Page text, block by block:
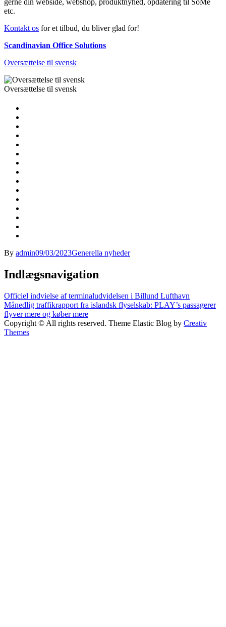
gerne din webside, webshop, produktnyhed, opdatering til SoMe
etc.
Kontakt os for et tilbud, du bliver glad for!
Scandinavian Office Solutions
Oversættelse til svensk
Oversættelse til svensk
By admin09/03/2023Generella nyheder
Indlægsnavigation
Officiel indvielse af terminaludvidelsen i Billund Lufthavn
Månedlig traffikrapport fra islandsk flyselskab: PLAY’s passagerer
flyver mere og køber mere
Copyright © All rights reserved. Theme Elastic Blog by Creativ
Themes